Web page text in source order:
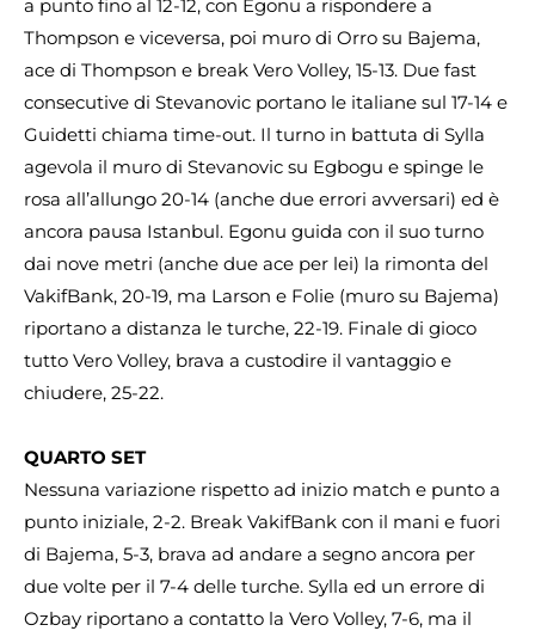
a punto fino al 12-12, con Egonu a rispondere a
Thompson e viceversa, poi muro di Orro su Bajema,
ace di Thompson e break Vero Volley, 15-13. Due fast
consecutive di Stevanovic portano le italiane sul 17-14 e
Guidetti chiama time-out. Il turno in battuta di Sylla
agevola il muro di Stevanovic su Egbogu e spinge le
rosa all’allungo 20-14 (anche due errori avversari) ed è
ancora pausa Istanbul. Egonu guida con il suo turno
dai nove metri (anche due ace per lei) la rimonta del
VakifBank, 20-19, ma Larson e Folie (muro su Bajema)
riportano a distanza le turche, 22-19. Finale di gioco
tutto Vero Volley, brava a custodire il vantaggio e
chiudere, 25-22.
QUARTO SET
Nessuna variazione rispetto ad inizio match e punto a
punto iniziale, 2-2. Break VakifBank con il mani e fuori
di Bajema, 5-3, brava ad andare a segno ancora per
due volte per il 7-4 delle turche. Sylla ed un errore di
Ozbay riportano a contatto la Vero Volley, 7-6, ma il